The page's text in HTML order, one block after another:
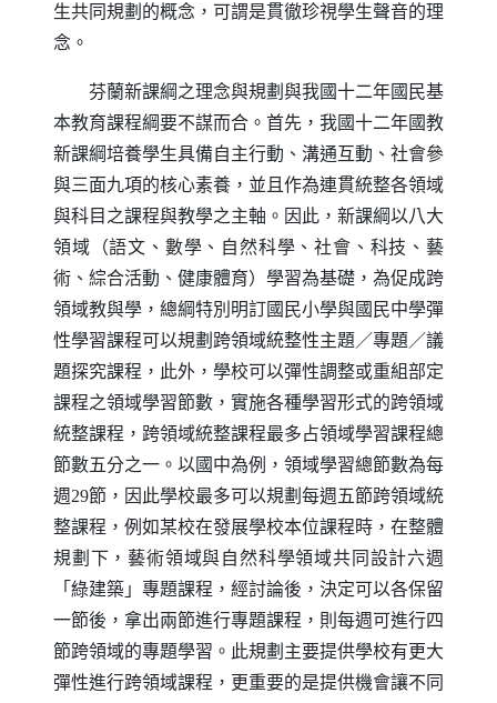
生共同規劃的概念，可謂是貫徹珍視學生聲音的理
念。
芬蘭新課綱之理念與規劃與我國十二年國民基
本教育課程綱要不謀而合。首先，我國十二年國教
新課綱培養學生具備自主行動、溝通互動、社會參
與三面九項的核心素養，並且作為連貫統整各領域
與科目之課程與教學之主軸。因此，新課綱以八大
領域（語文、數學、自然科學、社會、科技、藝
術、綜合活動、健康體育）學習為基礎，為促成跨
領域教與學，總綱特別明訂國民小學與國民中學彈
性學習課程可以規劃跨領域統整性主題／專題／議
題探究課程，此外，學校可以彈性調整或重組部定
課程之領域學習節數，實施各種學習形式的跨領域
統整課程，跨領域統整課程最多占領域學習課程總
節數五分之一。以國中為例，領域學習總節數為每
週29節，因此學校最多可以規劃每週五節跨領域統
整課程，例如某校在發展學校本位課程時，在整體
規劃下，藝術領域與自然科學領域共同設計六週
「綠建築」專題課程，經討論後，決定可以各保留
一節後，拿出兩節進行專題課程，則每週可進行四
節跨領域的專題學習。此規劃主要提供學校有更大
彈性進行跨領域課程，更重要的是提供機會讓不同